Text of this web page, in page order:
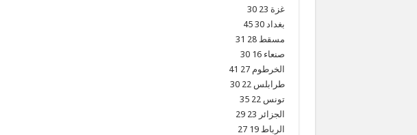
غزة 23 30
بغداد 30 45
مسقط 28 31
صنعاء 16 30
الخرطوم 27 41
طرابلس 22 30
تونس 22 35
الجزائر 23 29
الرباط 19 27